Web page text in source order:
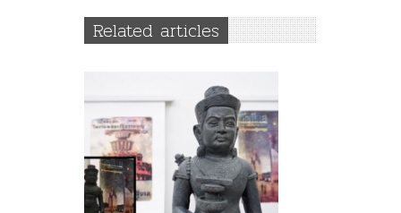
Related articles